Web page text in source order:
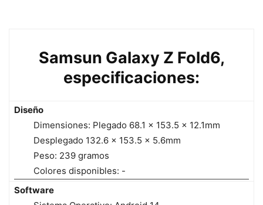
Samsun Galaxy Z Fold6,
especificaciones:
Diseño
Dimensiones: Plegado 68.1 x 153.5 x 12.1mm
Desplegado 132.6 x 153.5 x 5.6mm
Peso: 239 gramos
Colores disponibles: -
Software